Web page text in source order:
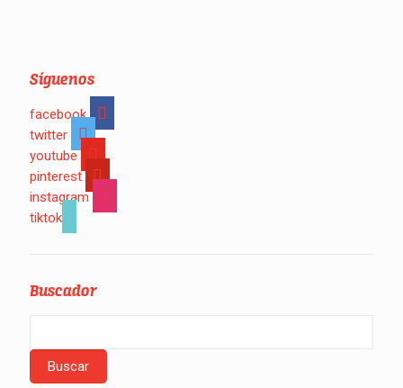
Síguenos
facebook
twitter
youtube
pinterest
instagram
tiktok
Buscador